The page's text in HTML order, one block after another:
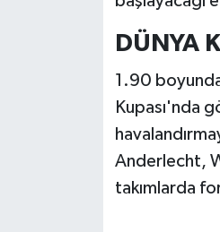
DÜNYA
1.90
Kupası'nda
Anderlecht,
takımlarda